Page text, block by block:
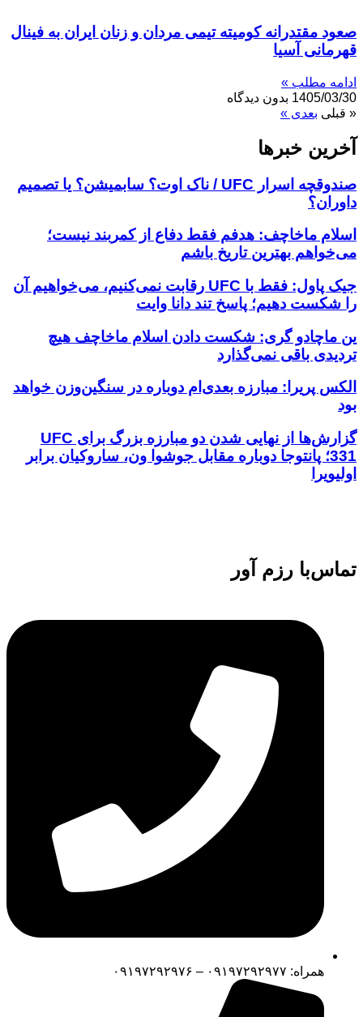
صعود مقتدرانه کومیته تیمی مردان و زنان ایران به فینال
قهرمانی آسیا
ادامه مطلب »
1405/03/30 بدون دیدگاه
« قبلی بعدی »
آخرین خبر‌‌ها
صندوقچه اسرار UFC / ناک اوت؟ سابمیشن؟ یا تصمیم
داوران؟
اسلام ماخاچف: هدفم فقط دفاع از کمربند نیست؛
می‌خواهم بهترین تاریخ باشم
جیک پاول: فقط با UFC رقابت نمی‌کنیم، می‌خواهیم آن
را شکست دهیم؛ پاسخ تند دانا وایت
ین ماچادو گری: شکست دادن اسلام ماخاچف هیچ
تردیدی باقی نمی‌گذارد
الکس پریرا: مبارزه بعدی‌ام دوباره در سنگین‌وزن خواهد
بود
گزارش‌ها از نهایی شدن دو مبارزه بزرگ برای UFC
331؛ پانتوجا دوباره مقابل جوشوا ون، ساروکیان برابر
اولیویرا
تماس‌با رزم آور
همراه: ۰۹۱۹۷۲۹۲۹۷۷ – ۰۹۱۹۷۲۹۲۹۷۶